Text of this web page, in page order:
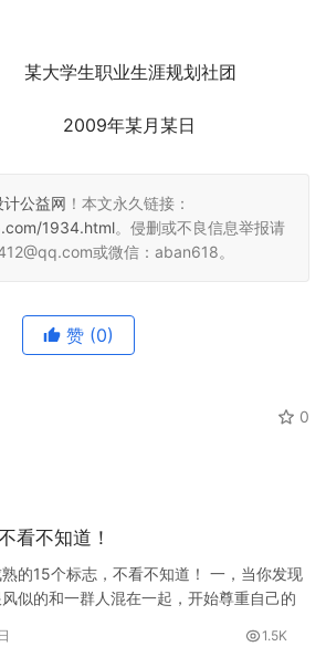
业生涯规划社团
某月某日
计公益网 ！本文永久链接：
1934.html。侵删或不良信息举报请
或微信：aban618。
赞 (0)
0
看不知道！
的15个标志，不看不知道！ 一，当你发现
似的和一群人混在一起，开始尊重自己的
1.5K